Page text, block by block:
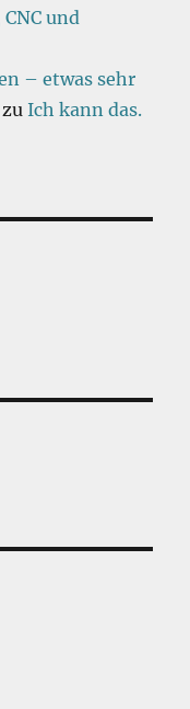
und
– etwas sehr
zuIch kann das.